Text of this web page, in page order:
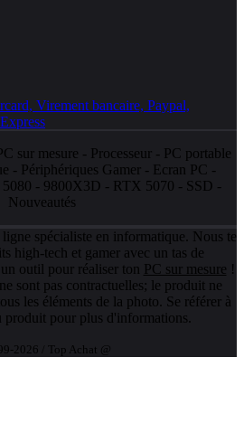
sur mesure - Processeur- PC portable
- Périphériques Gamer - Ecran PC -
- 9800X3D - RTX 5070 - SSD -
Nouveautés
spécialiste en informatique. Nous te
high-tech et gamer avec un tas de
outil pour réaliser ton PC sur mesure !
sont pas contractuelles; le produit ne
les éléments de la photo. Se référer à
produit pour plus d'informations.
2026 / Top Achat @